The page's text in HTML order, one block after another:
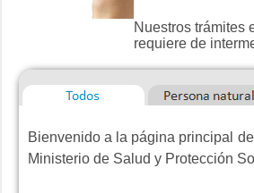
Nuestros trámites
requiere de
Bienvenido a la página principal
Ministerio de Salud y Protección